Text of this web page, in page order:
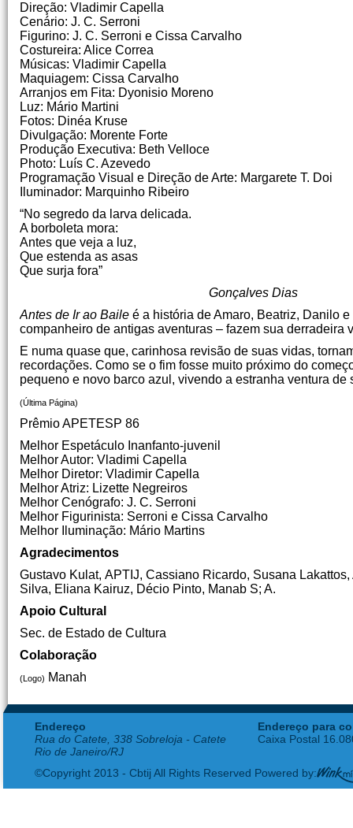
Direção: Vladimir Capella
Cenário: J. C. Serroni
Figurino: J. C. Serroni e Cissa Carvalho
Costureira: Alice Correa
Músicas: Vladimir Capella
Maquiagem: Cissa Carvalho
Arranjos em Fita: Dyonisio Moreno
Luz: Mário Martini
Fotos: Dinéa Kruse
Divulgação: Morente Forte
Produção Executiva: Beth Velloce
Photo: Luís C. Azevedo
Programação Visual e Direção de Arte: Margarete T. Doi
Iluminador: Marquinho Ribeiro
“No segredo da larva delicada.
A borboleta mora:
Antes que veja a luz,
Que estenda as asas
Que surja fora”
Gonçalves Dias
Antes de Ir ao Baile é a história de Amaro, Beatriz, Danilo
companheiro de antigas aventuras – fazem sua derradeira
E numa quase que, carinhosa revisão de suas vidas,
recordações. Como se o fim fosse muito próximo do
pequeno e novo barco azul, vivendo a estranha ventura
(Última Página)
Prêmio APETESP 86
Melhor Espetáculo Inanfanto-juvenil
Melhor Autor: Vladimi Capella
Melhor Diretor: Vladimir Capella
Melhor Atriz: Lizette Negreiros
Melhor Cenógrafo: J. C. Serroni
Melhor Figurinista: Serroni e Cissa Carvalho
Melhor Iluminação: Mário Martins
Agradecimentos
Gustavo Kulat, APTIJ, Cassiano Ricardo, Susana
Silva, Eliana Kairuz, Décio Pinto, Manab S; A.
Apoio Cultural
Sec. de Estado de Cultura
Colaboração
(Logo) Manah
Endereço
Rua do Catete, 338 Sobreloja - Catete
Rio de Janeiro/RJ
Endereço para
Caixa Postal
©Copyright 2013 - Cbtij All Rights Reserved Powered by: